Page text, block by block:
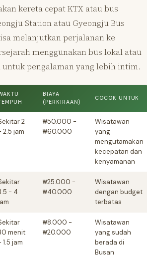
kereta cepat KTX atau bus
Station atau Gyeongju Bus
melanjutkan perjalanan ke
menggunakan bus lokal atau
untuk pengalaman yang lebih intim.
BIAYA
(PERKIRAAN)
COCOK UNTUK
2
2.5 jam
₩50.000 -
₩60.000
Wisatawan
yang
mengutamakan
kecepatan dan
kenyamanan
- 4
₩25.000 -
₩40.000
Wisatawan
dengan budget
terbatas
menit
1.5 jam
₩8.000 -
₩20.000
Wisatawan
yang sudah
berada di
Busan